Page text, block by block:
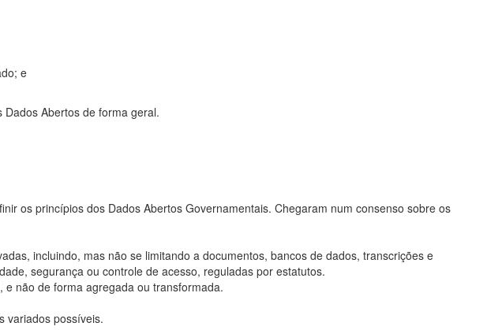
e
Abertos de forma geral.
os princípios dos Dados Abertos Governamentais. Chegaram num consenso sobre os
incluindo, mas não se limitando a documentos, bancos de dados, transcrições e
segurança ou controle de acesso, reguladas por estatutos.
não de forma agregada ou transformada.
variados possíveis.